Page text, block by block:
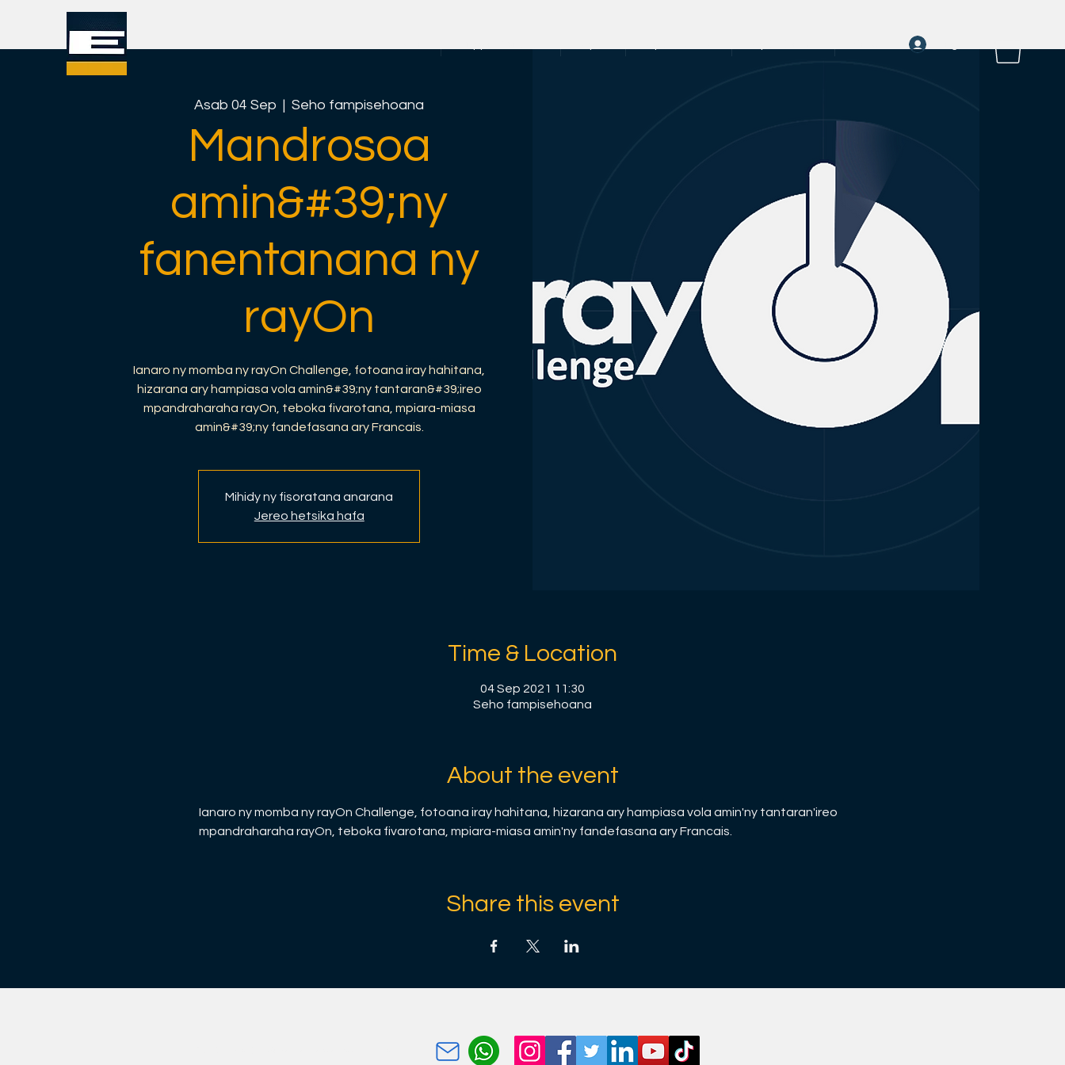
Asab 04 Sep
  |
Seho fampisehoana
Mandrosoa
amin&#39;ny
fanentanana ny
rayOn
Ianaro ny momba ny rayOn Challenge, fotoana iray hahitana,
hizarana ary hampiasa vola amin&#39;ny tantaran&#39;ireo
mpandraharaha rayOn, teboka fivarotana, mpiara-miasa
amin&#39;ny fandefasana ary Francais.
Mihidy ny fisoratana anarana
Jereo hetsika hafa
Time & Location
04 Sep 2021 11:30
Seho fampisehoana
About the event
Ianaro ny momba ny rayOn Challenge, fotoana iray hahitana, hizarana ary hampiasa vola amin'ny tantaran'ireo
mpandraharaha rayOn, teboka fivarotana, mpiara-miasa amin'ny fandefasana ary Francais.
Share this event